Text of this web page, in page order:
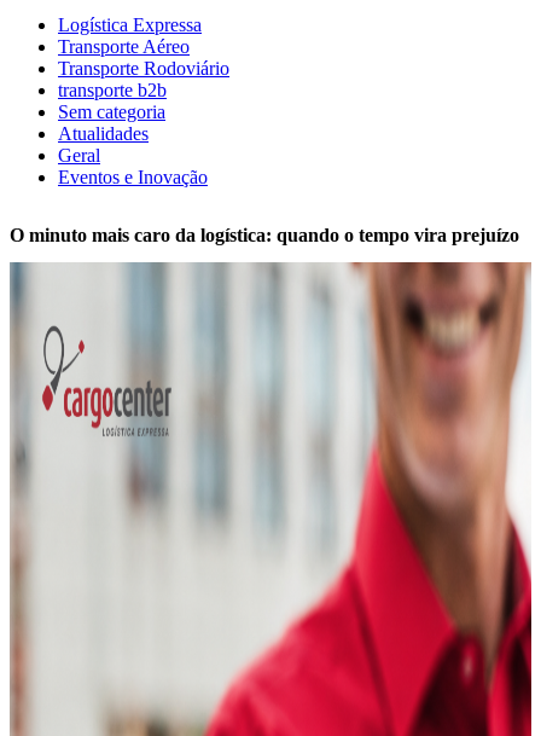
Logística Expressa
Transporte Aéreo
Transporte Rodoviário
transporte b2b
Sem categoria
Atualidades
Geral
Eventos e Inovação
O minuto mais caro da logística: quando o tempo vira prejuízo